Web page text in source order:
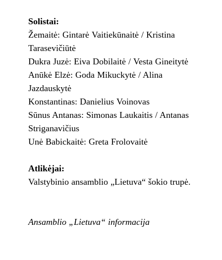
Solistai:
Žemaitė: Gintarė Vaitiekūnaitė / Kristina
Tarasevičiūtė
Dukra Juzė: Eiva Dobilaitė / Vesta Gineitytė
Anūkė Elzė: Goda Mikuckytė / Alina
Jazdauskytė
Konstantinas: Danielius Voinovas
Sūnus Antanas: Simonas Laukaitis / Antanas
Striganavičius
Unė Babickaitė: Greta Frolovaitė
Atlikėjai:
Valstybinio ansamblio „Lietuva“ šokio trupė.
Ansamblio „Lietuva“ informacija